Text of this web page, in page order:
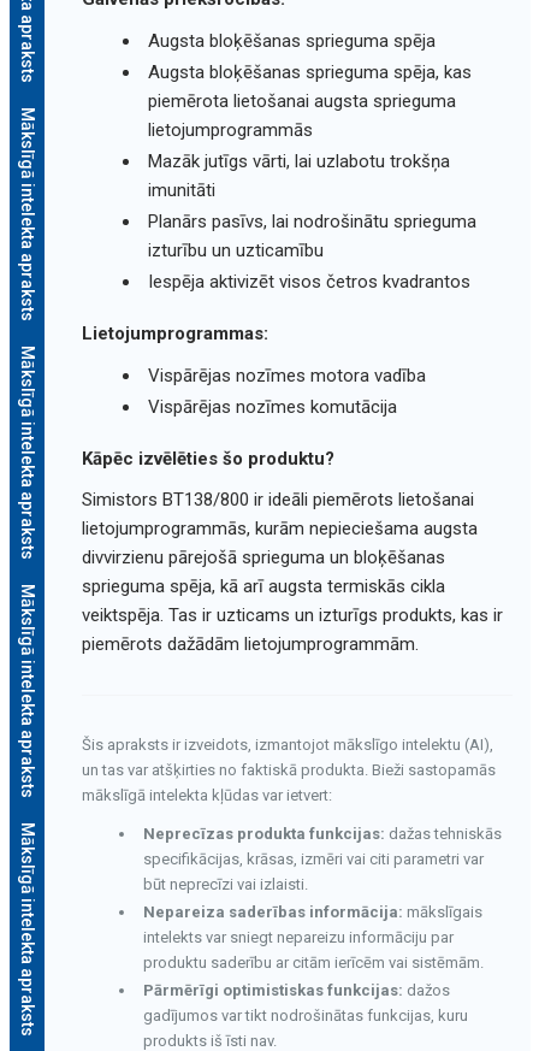
Mākslīgā intelekta apraksts
Mākslīgā intelekta apraksts
Mākslīgā intelekta apraksts
Mākslīgā intelekta apraksts
Augsta bloķēšanas sprieguma spēja
Augsta bloķēšanas sprieguma spēja, kas
piemērota lietošanai augsta sprieguma
lietojumprogrammās
Mazāk jutīgs vārti, lai uzlabotu trokšņa
imunitāti
Planārs pasīvs, lai nodrošinātu sprieguma
izturību un uzticamību
Iespēja aktivizēt visos četros kvadrantos
Lietojumprogrammas:
Vispārējas nozīmes motora vadība
Vispārējas nozīmes komutācija
Kāpēc izvēlēties šo produktu?
Simistors BT138/800 ir ideāli piemērots lietošanai
lietojumprogrammās, kurām nepieciešama augsta
divvirzienu pārejošā sprieguma un bloķēšanas
sprieguma spēja, kā arī augsta termiskās cikla
veiktspēja. Tas ir uzticams un izturīgs produkts, kas ir
piemērots dažādām lietojumprogrammām.
Šis apraksts ir izveidots, izmantojot mākslīgo intelektu (AI),
un tas var atšķirties no faktiskā produkta. Bieži sastopamās
mākslīgā intelekta kļūdas var ietvert:
Neprecīzas produkta funkcijas: dažas tehniskās
specifikācijas, krāsas, izmēri vai citi parametri var
būt neprecīzi vai izlaisti.
Nepareiza saderības informācija: mākslīgais
intelekts var sniegt nepareizu informāciju par
produktu saderību ar citām ierīcēm vai sistēmām.
Pārmērīgi optimistiskas funkcijas: dažos
gadījumos var tikt nodrošinātas funkcijas, kuru
produkts iš īsti nav.